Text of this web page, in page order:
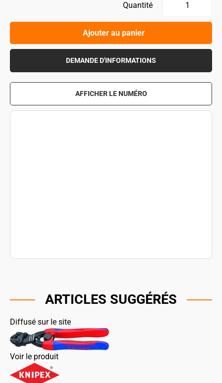
Quantité
Ajouter au panier
DEMANDE D'INFORMATIONS
AFFICHER LE NUMÉRO
ARTICLES SUGGÉRÉS
Diffusé sur le site
Voir le produit